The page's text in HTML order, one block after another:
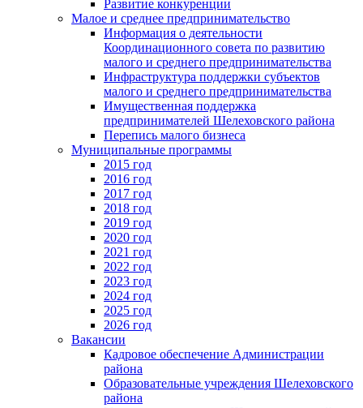
Развитие конкуренции
Малое и среднее предпринимательство
Информация о деятельности
Координационного совета по развитию
малого и среднего предпринимательства
Инфраструктура поддержки субъектов
малого и среднего предпринимательства
Имущественная поддержка
предпринимателей Шелеховского района
Перепись малого бизнеса
Муниципальные программы
2015 год
2016 год
2017 год
2018 год
2019 год
2020 год
2021 год
2022 год
2023 год
2024 год
2025 год
2026 год
Вакансии
Кадровое обеспечение Администрации
района
Образовательные учреждения Шелеховского
района